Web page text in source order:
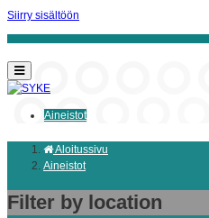
Siirry sisältöön
Aineistot
Aloitussivu
Aineistot
Filter by location